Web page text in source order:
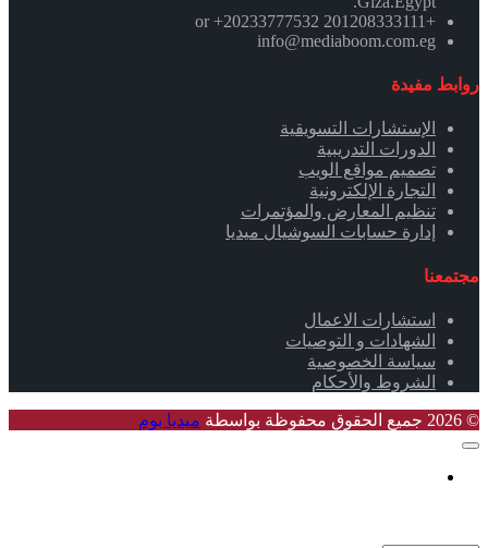
+201208333111 or +20233777532
info@mediaboom.com.eg
روابط مفيدة
الإستشارات التسويقية
الدورات التدريبية
تصميم مواقع الويب
التجارة الإلكترونية
تنظيم المعارض والمؤتمرات
إدارة حسابات السوشيال ميديا
مجتمعنا
استشارات الاعمال
الشهادات و التوصيات
سياسة الخصوصية
الشروط والأحكام
© 2026 جميع الحقوق محفوظة بواسطة ميديا بوم